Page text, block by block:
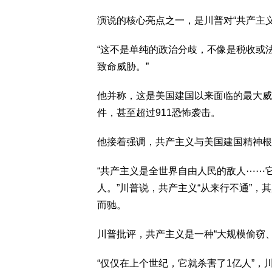
演说的核心亮点之一，是川普对“共产主
“这不是单纯的政治分歧，不像是税收或
致命威胁。”
他并称，这是美国建国以来面临的最大
件，甚至超过911恐怖袭击。
他接着强调，共产主义与美国建国精神
“共产主义是全世界自由人民的敌人⋯⋯
人。”川普说，共产主义“从来行不通”，
而驰。
川普批评，共产主义是一种“大规模偷
“仅仅在上个世纪，它就杀害了1亿人”，